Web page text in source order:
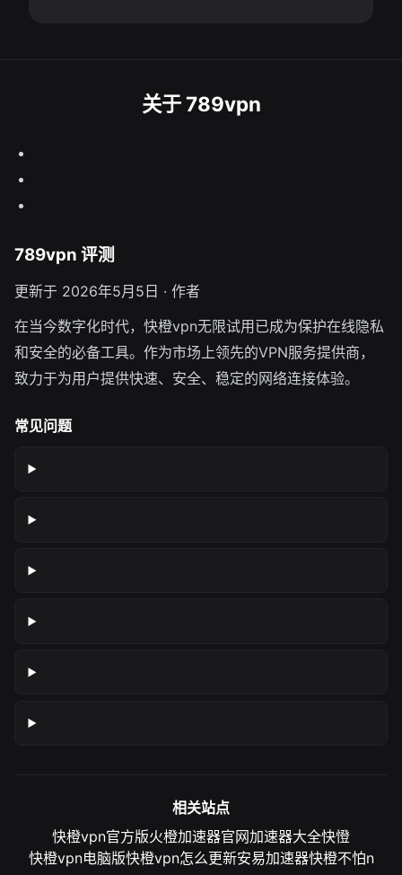
关于 789vpn
789vpn 评测
更新于 2026年5月5日 · 作者
在当今数字化时代，快橙vpn无限试用已成为保护在线隐私
和安全的必备工具。作为市场上领先的VPN服务提供商，
致力于为用户提供快速、安全、稳定的网络连接体验。
常见问题
相关站点
快橙vpn官方版火橙加速器官网加速器大全快憕
快橙vpn电脑版快橙vpn怎么更新安易加速器快橙不怕n